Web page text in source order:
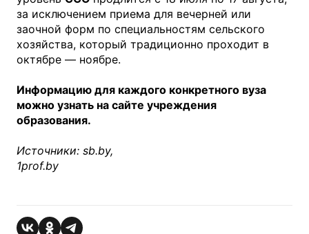
за исключением приема для вечерней или
заочной форм по специальностям сельского
хозяйства, который традиционно проходит в
октябре — ноябре.
Информацию для каждого конкретного вуза
можно узнать на сайте учреждения
образования.
Источники: sb.by,
1prof.by